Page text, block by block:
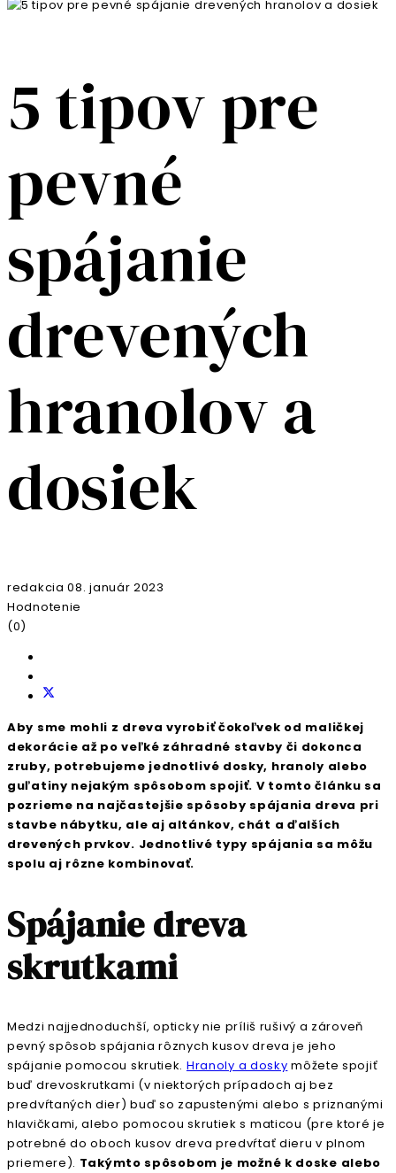
5 tipov pre
pevné
spájanie
drevených
hranolov a
dosiek
redakcia 08. január 2023
Hodnotenie
(0)
Aby sme mohli z dreva vyrobiť čokoľvek od maličkej
dekorácie až po veľké záhradné stavby či dokonca
zruby, potrebujeme jednotlivé dosky, hranoly alebo
guľatiny nejakým spôsobom spojiť. V tomto článku sa
pozrieme na najčastejšie spôsoby spájania dreva pri
stavbe nábytku, ale aj altánkov, chát a ďalších
drevených prvkov. Jednotlivé typy spájania sa môžu
spolu aj rôzne kombinovať.
Spájanie dreva
skrutkami
Medzi najjednoduchší, opticky nie príliš rušivý a zároveň
pevný spôsob spájania rôznych kusov dreva je jeho
spájanie pomocou skrutiek. Hranoly a dosky môžete spojiť
buď drevoskrutkami (v niektorých prípadoch aj bez
predvŕtaných dier) buď so zapustenými alebo s priznanými
hlavičkami, alebo pomocou skrutiek s maticou (pre ktoré je
potrebné do oboch kusov dreva predvŕtať dieru v plnom
priemere). Takýmto spôsobom je možné k doske alebo